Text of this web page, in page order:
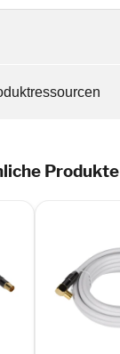
Produkte